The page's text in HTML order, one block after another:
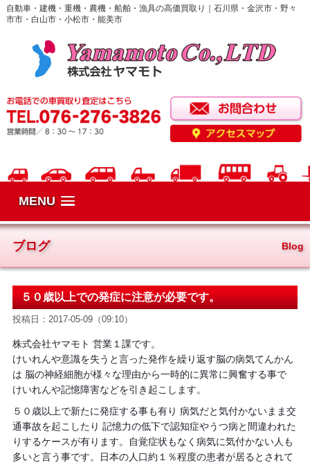
自動車・建機・重機・農機・船舶・漁具の高価買取り｜石川県・金沢市・野々
市市・白山市・小松市・能美市
MENU
ブログ Blog
５０歳以上での発症に注意が必要です。
投稿日：2017-05-09（09:10）
株式会社ヤマモト 営業１課です。
けいれんや意識を失うと言った発作を繰り返す脳の病気てんかん
は 脳の神経細胞が様々な理由から一時的に異常に興奮する事で
けいれんや記憶障害などを引き起こします。
５０歳以上で新たに発症する事も有り 病気だと気付かないまま交
通事故を起こしたり 記憶力の低下で認知症やうつ病と間違われた
りするケースが有ります。自覚症状もなく病気に気付かない人も
多いと言う事です。日本の人口約１％程度の患者が居るとされて